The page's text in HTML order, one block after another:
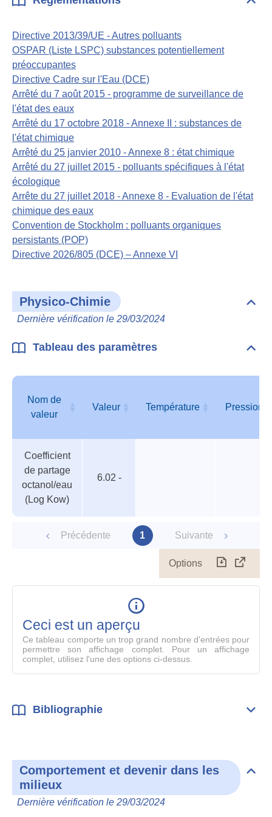
Directive 2013/39/UE - Autres polluants
OSPAR (Liste LSPC) substances potentiellement
préoccupantes
Directive Cadre sur l'Eau (DCE)
Arrêté du 7 août 2015 - programme de surveillance de
l'état des eaux
Arrêté du 17 octobre 2018 - Annexe II : substances de
l'état chimique
Arrêté du 25 janvier 2010 - Annexe 8 : état chimique
Arrêté du 27 juillet 2015 - polluants spécifiques à l'état
écologique
Arrête du 27 juillet 2018 - Annexe 8 - Evaluation de l'état
chimique des eaux
Convention de Stockholm : polluants organiques
persistants (POP)
Directive 2026/805 (DCE) – Annexe VI
Physico-Chimie
Dernière vérification le 29/03/2024
Tableau des paramètres
des
paramètres
Nom de
valeur
Valeur Température Pression
valeur
Coefficient
de partage
octanol/eau
(Log Kow)
6.02 -
Précédente 1 Suivante
Options
le
Ceci est un aperçu
Ce tableau comporte un trop grand nombre d'entrées pour
permettre son affichage complet. Pour un affichage
complet, utilisez l'une des options ci-dessus.
Bibliographie
Comportement et devenir dans les
milieux
Dernière vérification le 29/03/2024